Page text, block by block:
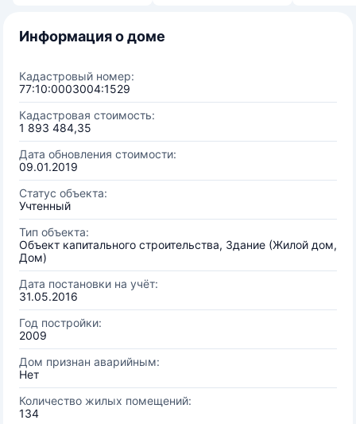
Информация о доме
Кадастровый номер:
77:10:0003004:1529
Кадастровая стоимость:
1 893 484,35
Дата обновления стоимости:
09.01.2019
Статус объекта:
Учтенный
Тип объекта:
Объект капитального строительства, Здание (Жилой дом,
Дом)
Дата постановки на учёт:
31.05.2016
Год постройки:
2009
Дом признан аварийным:
Нет
Количество жилых помещений:
134